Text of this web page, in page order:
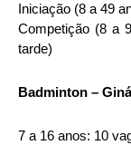
Iniciação (8 a 49
Competição (8 a
tarde)
Badminton –
7 a 16 anos: 10